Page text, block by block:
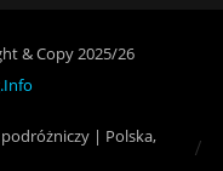
& Copy 2025/26
| Polska,